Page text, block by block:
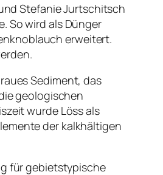
Stefanie Jur­tschitsch
So wird als Dünger
erweitert.
Sediment, das
geologischen
wurde Löss als
der kalkhältigen
für gebietstypische